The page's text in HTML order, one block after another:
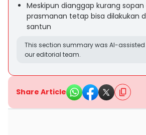
Meskipun dianggap kurang
prasmanan tetap bisa dilakukan
santun
This section summary was AI-
our editorial team.
Share Article